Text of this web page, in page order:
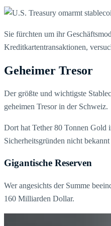
Sie fürchten um ihr
Kreditkartentransaktionen,
Geheimer Tresor
Der größte und wichtigste
geheimen Tresor in der Schweiz.
Dort hat Tether 80 Tonnen Gold
Sicherheitsgründen nicht
Gigantische Reserven
Wer angesichts der Summe
160 Milliarden Dollar.